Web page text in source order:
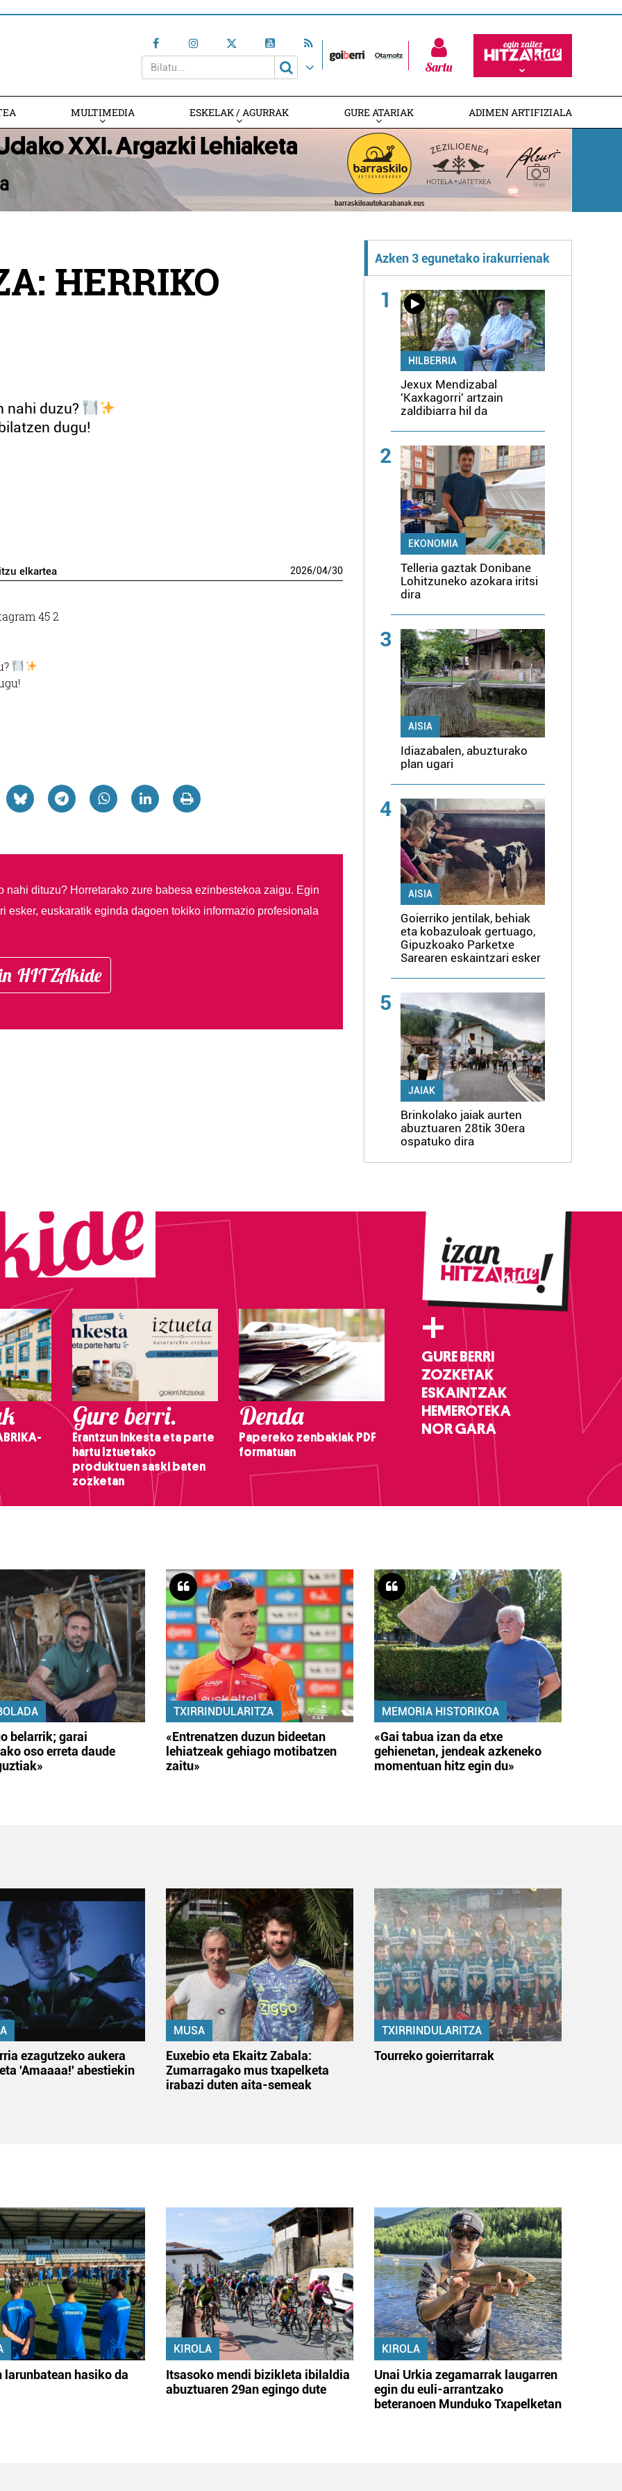
Sartu
MULTIMEDIA ESKELAK / AGURRAK GURE ATARIAK ADIMEN ARTIFIZIALA
HERRIKO
nahi duzu?
dugu!
elkartea 2026/04/30
nahi dituzu? Horretarako zure babesa ezinbestekoa zaigu. Egin
esker, euskaratik eginda dagoen tokiko informazio profesionala
HITZAkide
Azken 3 egunetako irakurrienak
1
HILBERRIA
Jexux Mendizabal
'Kaxkagorri' artzain
zaldibiarra hil da
2
EKONOMIA
Telleria gaztak Donibane
Lohitzuneko azokara iritsi
dira
3
AISIA
Idiazabalen, abuzturako
plan ugari
4
AISIA
Goierriko jentilak, behiak
eta kobazuloak gertuago,
Gipuzkoako Parketxe
Sarearen eskaintzari esker
5
JAIAK
Brinkolako jaiak aurten
abuztuaren 28tik 30era
ospatuko dira
Gure berri.
Erantzun inkesta eta parte
hartu Iztuetako
produktuen saski baten
zozketan
Denda
Papereko zenbakiak PDF
formatuan
+
GURE BERRI
ZOZKETAK
ESKAINTZAK
HEMEROTEKA
NOR GARA
belarrik; garai
oso erreta daude
TXIRRINDULARITZA
«Entrenatzen duzun bideetan
lehiatzeak gehiago motibatzen
zaitu»
MEMORIA HISTORIKOA
«Gai tabua izan da etxe
gehienetan, jendeak azkeneko
momentuan hitz egin du»
ezagutzeko aukera
'Amaaaa!' abestiekin
MUSA
Euxebio eta Ekaitz Zabala:
Zumarragako mus txapelketa
irabazi duten aita-semeak
TXIRRINDULARITZA
Tourreko goierritarrak
larunbatean hasiko da
KIROLA
Itsasoko mendi bizikleta ibilaldia
abuztuaren 29an egingo dute
KIROLA
Unai Urkia zegamarrak laugarren
egin du euli-arrantzako
beteranoen Munduko Txapelketan